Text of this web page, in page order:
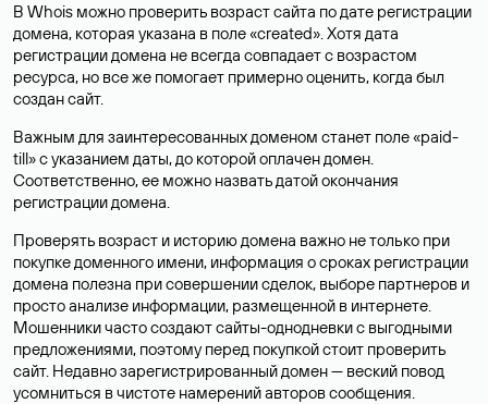
В Whois можно проверить возраст сайта по дате регистрации
домена, которая указана в поле «created». Хотя дата
регистрации домена не всегда совпадает с возрастом
ресурса, но все же помогает примерно оценить, когда был
создан сайт.
Важным для заинтересованных доменом станет поле «paid-
till» с указанием даты, до которой оплачен домен.
Соответственно, ее можно назвать датой окончания
регистрации домена.
Проверять возраст и историю домена важно не только при
покупке доменного имени, информация о сроках регистрации
домена полезна при совершении сделок, выборе партнеров и
просто анализе информации, размещенной в интернете.
Мошенники часто создают сайты-однодневки с выгодными
предложениями, поэтому перед покупкой стоит проверить
сайт. Недавно зарегистрированный домен — веский повод
усомниться в чистоте намерений авторов сообщения.